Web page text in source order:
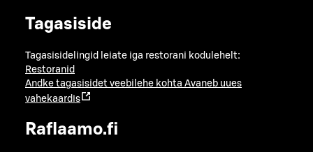
Tagasiside
Tagasisidelingid leiate iga restorani kodulehelt:
Restoranid
Andke tagasisidet veebilehe kohta Avaneb uues
vahekaardis
Raflaamo.fi